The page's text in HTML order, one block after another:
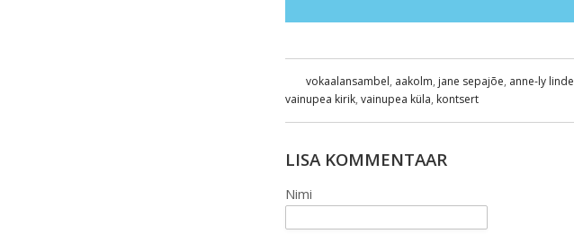
vokaalansambel, aakolm, jane sepajõe, anne-ly linde
vainupea kirik, vainupea küla, kontsert
LISA KOMMENTAAR
Nimi